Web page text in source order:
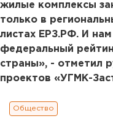
жилые комплексы
только в
листах ЕРЗ.РФ. И нам
федеральный
страны», - отметил
проектов «УГМК-
Общество